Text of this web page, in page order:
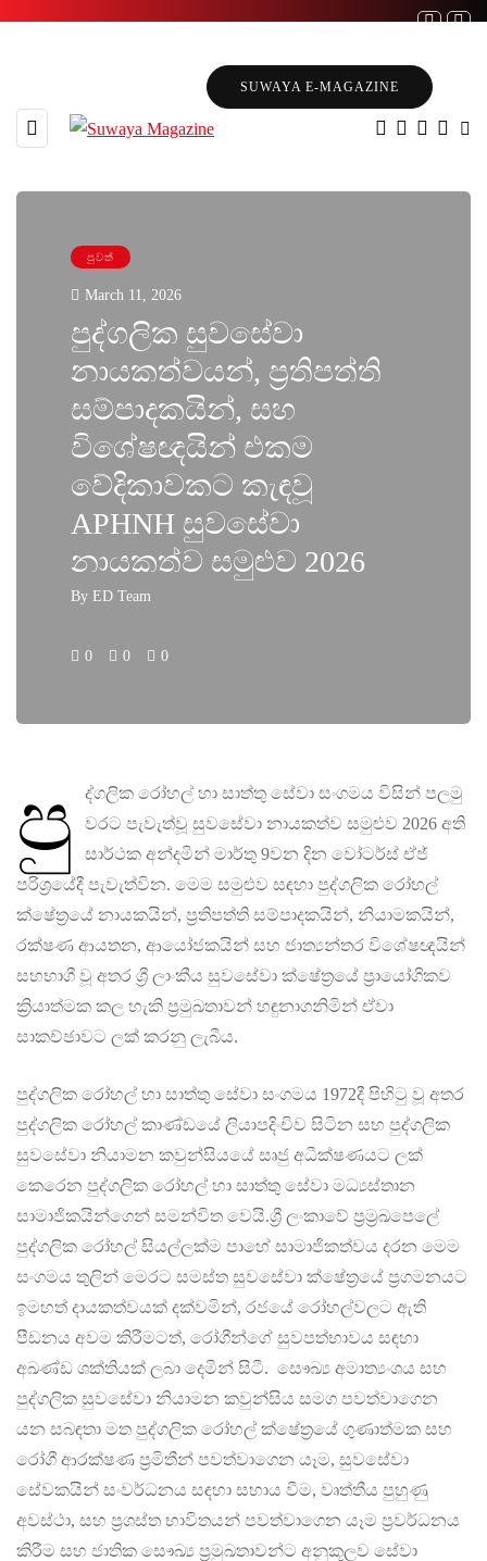
SUWAYA E-MAGAZINE
පුවත්
March 11, 2026
පුද්ගලික සුවසේවා
නායකත්වයන්, ප්‍රතිපත්ති
සම්පාදකයින්, සහ
විශේෂඥයින් එකම
වේදිකාවකට කැඳවූ
APHNH සුවසේවා
නායකත්ව සමුළුව 2026
By ED Team
0 0 0
පු
ද්ගලික රෝහල් හා සාත්තු සේවා සංගමය විසින් පලමු
වරට පැවැත්වූ සුවසේවා නායකත්ව සමුළුව 2026 අති
සාර්ථක අන්දමින් මාර්තු 9වන දින වෝටර්ස් ඒජ්
පරිශ්‍රයේදී පැවැත්වින. මෙම සමුළුව සඳහා පුද්ගලික රෝහල්
ක්ෂේත්‍රයේ නායකයින්, ප්‍රතිපත්ති සම්පාදකයින්, නියාමකයින්,
රක්ෂණ ආයතන, ආයෝජකයින් සහ ජාත්‍යන්තර විශේෂඥයින්
සහභාගී වූ අතර ශ්‍රී ලාංකීය සුවසේවා ක්ෂේත්‍රයේ ප්‍රායෝගිකව
ක්‍රියාත්මක කල හැකි ප්‍රමුඛතාවන් හඳුනාගනිමින් ඒවා
සාකච්ඡාවට ලක් කරනු ලැබීය.
පුද්ගලික රෝහල් හා සාත්තු සේවා සංගමය 1972දී පිහිටු වූ අතර
පුද්ගලික රෝහල් කාණ්ඩයේ ලියාපදිංචිව සිටින සහ පුද්ගලික
සුවසේවා නියාමන කවුන්සියයේ සෘජු අධීක්ෂණයට ලක්
කෙරෙන පුද්ගලික රෝහල් හා සාත්තු සේවා මධ්‍යස්තාන
සාමාජිකයින්ගෙන් සමන්විත වෙයි.ශ්‍රී ලංකාවේ ප්‍රම්‍රඛපෙලේ
පුද්ගලික රෝහල් සියල්ලක්ම පාහේ සාමාජිකත්වය දරන මෙම
සංගමය තුලින් මෙරට සමස්ත සුවසේවා ක්ෂේත්‍රයේ ප්‍රගමනයට
ඉමහත් දායකත්වයක් දක්වමින්, රජයේ රෝහල්වලට ඇති
පීඩනය අවම කිරීමටත්, රෝගීන්ගේ සුවපත්භාවය සඳහා
අඛණ්ඩ ශක්තියක් ලබා දෙමින් සිටී. සෞඛ්‍ය අමාත්‍යංශය සහ
පුද්ගලික සුවසේවා නියාමන කවුන්සිය සමග පවත්වාගෙන
යන සබඳතා මත පුද්ගලික රෝහල් ක්ෂේත්‍රයේ ගුණාත්මක සහ
රෝගී ආරක්ෂණ ප්‍රමිතීන් පවත්වාගෙන යෑම, සුවසේවා
සේවකයින් සංවර්ධනය සඳහා සහාය වීම, වෘත්තීය පුහුණු
අවස්ථා, සහ ප්‍රශස්ත භාවිතයන් පවත්වාගෙන යෑම ප්‍රවර්ධනය
කිරීම සහ ජාතික සෞඛ්‍ය ප්‍රමුඛතාවන්ට අනුකූලව සේවා